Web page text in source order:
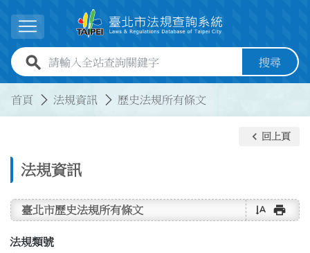
展開選單
全站查詢關鍵字欄位 搜尋
首頁 法規資訊 歷史法規所有條文
法規資訊
keyboard_arrow_left 回上頁
臺北市歷史法規所有條文 text_rotate_vertical print
法規類號